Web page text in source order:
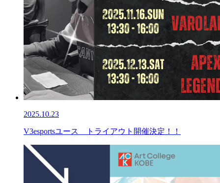
2025.10.23
V3esportsユース トライアウト開催決定！！